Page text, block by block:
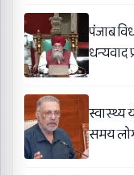
पंजाब
धन्यवाद
समय